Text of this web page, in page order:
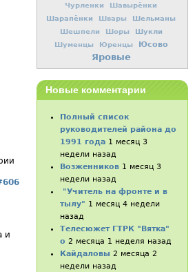
и
Чурленки Шавырёнки
Шарапёнки Швары Шельманы
Шешпели Шоры Шукли
Шуменцы Юренцы Юсово
Яровые
Новые комментарии
Полный список
руководителей района до
1991 года 1 месяц 3
недели назад
Возженников 1 месяц 3
недели назад
"Учитель на фронте и в
тылу" 1 месяц 4 недели
назад
Телесюжет ГТРК "Вятка"
о 2 месяца 1 неделя назад
Кайдаловы 2 месяца 2
недели назад